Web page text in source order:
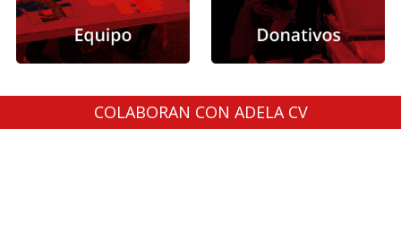
COLABORAN CON ADELA CV